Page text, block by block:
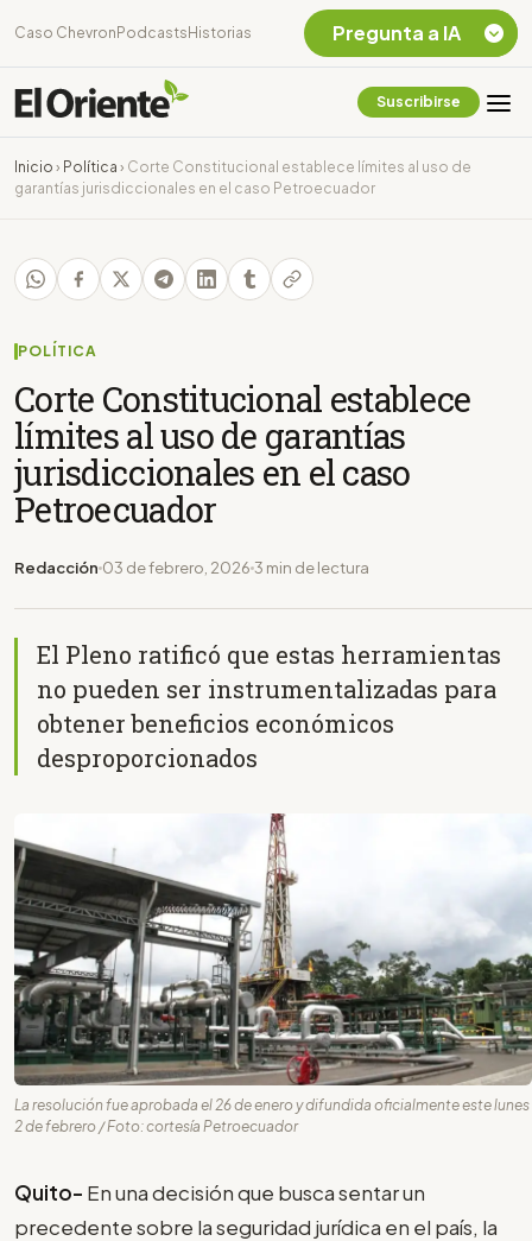
Caso Chevron Podcasts Historias
Suscribirse
Inicio › Política › Corte Constitucional establece límites al uso de
garantías jurisdiccionales en el caso Petroecuador
POLÍTICA
Corte Constitucional establece
límites al uso de garantías
jurisdiccionales en el caso
Petroecuador
Redacción 03 de febrero, 2026 3 min de lectura
El Pleno ratificó que estas herramientas
no pueden ser instrumentalizadas para
obtener beneficios económicos
desproporcionados
La resolución fue aprobada el 26 de enero y difundida oficialmente este lunes
2 de febrero / Foto: cortesía Petroecuador
Quito- En una decisión que busca sentar un
precedente sobre la seguridad jurídica en el país, la
Pregunta a IA
Chevron Ecuador